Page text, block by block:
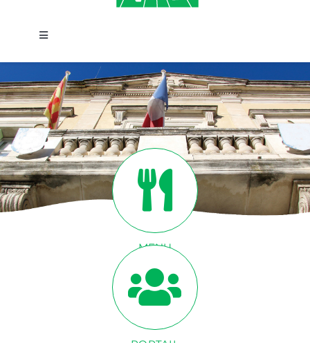
JEUNESSE
Toggle
ACTUALITÉS
CONTACT
INFOS
MENU